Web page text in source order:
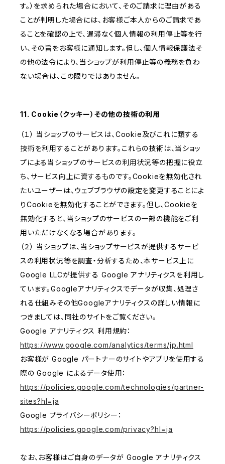
す。）を求められた場合において、そのご請求に理由がある
ことが判明した場合には、お客様ご本人からのご請求であ
ることを確認の上で、遅滞なく個人情報の利用停止等を行
い、その旨をお客様に通知します。但し、個人情報保護法そ
の他の法令により、当ショップが利用停止等の義務を負わ
ない場合は、この限りではありません。
11. Cookie（クッキー）その他の技術の利用
（１） 当ショップのサービスは、Cookie及びこれに類する
技術を利用することがあります。これらの技術は、当ショッ
プによる当ショップのサービスの利用状況等の把握に役立
ち、サービス向上に資するものです。Cookieを無効化され
たいユーザーは、ウェブブラウザの設定を変更することによ
りCookieを無効化することができます。但し、Cookieを
無効化すると、当ショップのサービスの一部の機能をご利
用いただけなくなる場合があります。
（２） 当ショップは、当ショップサービスが提供するサービ
スの利用状況等を調査・分析するため、本サービス上に
Google LLCが提供する Google アナリティクスを利用し
ています。Googleアナリティクスでデータが収集、処理さ
れる仕組みその他Googleアナリティクスの詳しい情報に
つきましては、同社のサイトをご覧ください。
Google アナリティクス 利用規約：
https://www.google.com/analytics/terms/jp.html
お客様が Google パートナーのサイトやアプリを使用する
際の Google によるデータ使用：
https://policies.google.com/technologies/partner-
sites?hl=ja
Google プライバシーポリシー：
https://policies.google.com/privacy?hl=ja
なお、お客様はご自身のデータが Google アナリティクス